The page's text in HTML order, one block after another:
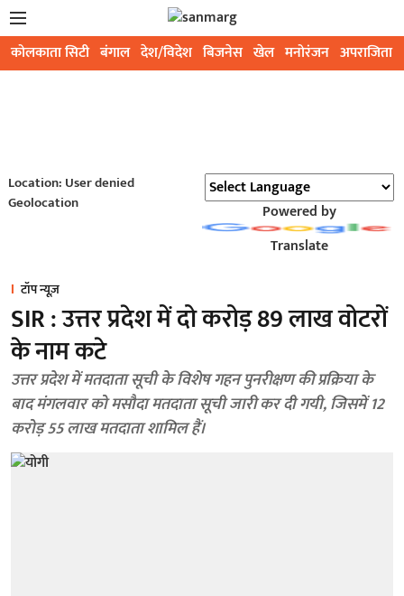
कोलकाता सिटी बंगाल देश/विदेश बिजनेस खेल मनोरंजन अपराजिता
Location: User denied
Geolocation
Powered by
Translate
टॉप न्यूज़
SIR : उत्तर प्रदेश में दो करोड़ 89 लाख वोटरों
के नाम कटे
उत्तर प्रदेश में मतदाता सूची के विशेष गहन पुनरीक्षण की प्रक्रिया के
बाद मंगलवार को मसौदा मतदाता सूची जारी कर दी गयी, जिसमें 12
करोड़ 55 लाख मतदाता शामिल हैं।